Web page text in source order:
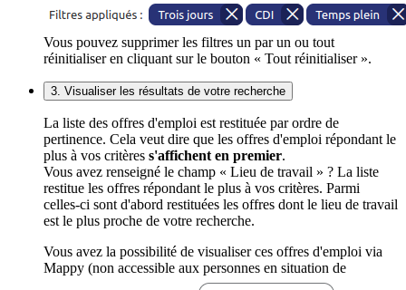
Vous pouvez supprimer les filtres un par un ou tout
réinitialiser en cliquant sur le bouton « Tout réinitialiser ».
3. Visualiser les résultats de votre recherche
La liste des offres d'emploi est restituée par ordre de
pertinence. Cela veut dire que les offres d'emploi répondant le
plus à vos critères s'affichent en premier.
Vous avez renseigné le champ « Lieu de travail » ? La liste
restitue les offres répondant le plus à vos critères. Parmi
celles-ci sont d'abord restituées les offres dont le lieu de travail
est le plus proche de votre recherche.
Vous avez la possibilité de visualiser ces offres d'emploi via
Mappy (non accessible aux personnes en situation de